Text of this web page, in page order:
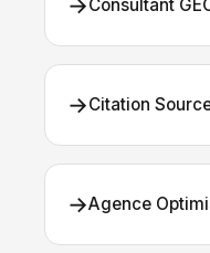
→Consultant
→Citation
→Agence